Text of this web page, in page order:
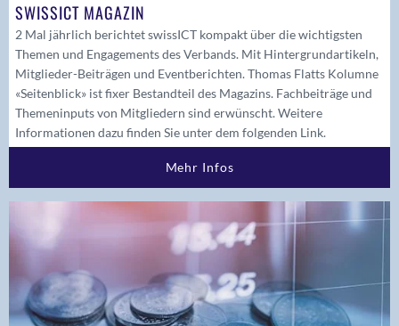
SWISSICT MAGAZIN
2 Mal jährlich berichtet swissICT kompakt über die wichtigsten
Themen und Engagements des Verbands. Mit Hintergrundartikeln,
Mitglieder-Beiträgen und Eventberichten. Thomas Flatts Kolumne
«Seitenblick» ist fixer Bestandteil des Magazins. Fachbeiträge und
Themeninputs von Mitgliedern sind erwünscht. Weitere
Informationen dazu finden Sie unter dem folgenden Link.
Mehr Infos